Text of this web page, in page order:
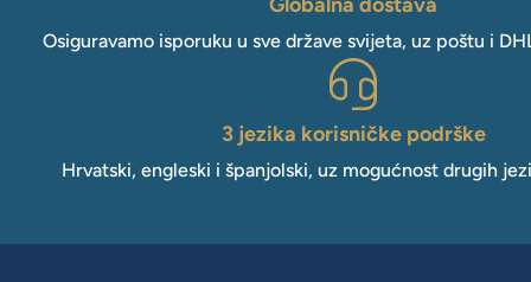
Osiguravamo isporuku u sve države svijeta, uz poštu i
3 jezika korisničke podrške
Hrvatski, engleski i španjolski, uz mogućnost drugih